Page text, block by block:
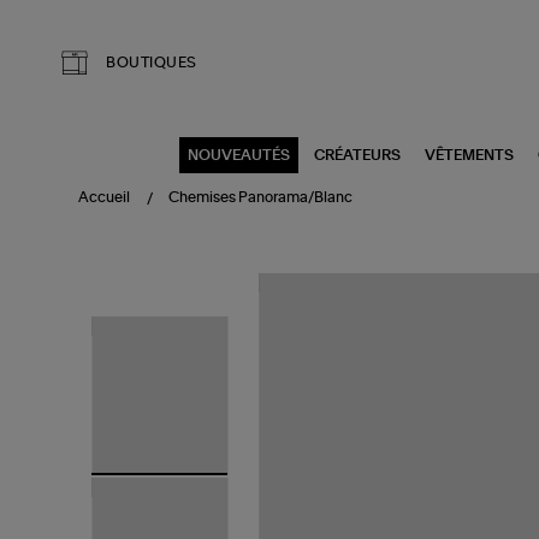
BOUTIQUES
NOUVEAUTÉS CRÉATEURS VÊTEMENTS
Accueil Chemises Panorama/Blanc